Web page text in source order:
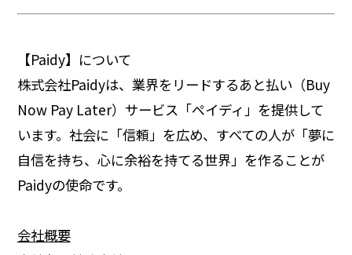
【Paidy】について
株式会社Paidyは、業界をリードするあと払い（Buy
Now Pay Later）サービス「ペイディ」を提供して
います。社会に「信頼」を広め、すべての人が「夢に
自信を持ち、心に余裕を持てる世界」を作ることが
Paidyの使命です。
会社概要